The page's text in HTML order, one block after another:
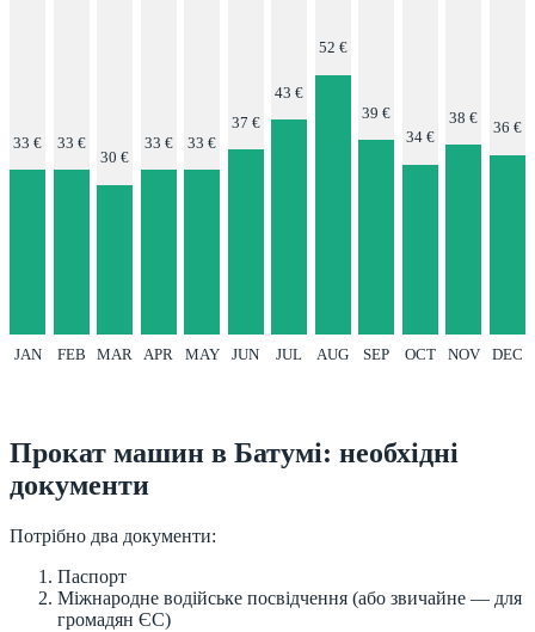
33 €
JAN
33 €
FEB
30 €
MAR
33 €
APR
33 €
MAY
37 €
JUN
43 €
JUL
52 €
AUG
39 €
SEP
34 €
OCT
38 €
NOV
36 €
DEC
Прокат машин в Батумі: необхідні
документи
Потрібно два документи:
Паспорт
Міжнародне водійське посвідчення (або звичайне — для
громадян ЄС)